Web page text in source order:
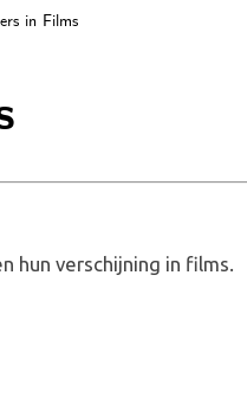
in Films
hun verschijning in films.